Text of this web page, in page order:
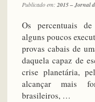
Publicado em: 2015 – Jornal
Os percentuais
alguns poucos
provas cabais de
daquela capaz de
crise planetária,
alcançar mais
brasileiros, …